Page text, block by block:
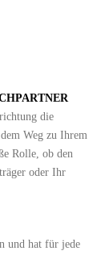
die
Weg zu Ihrem
Rolle, ob den
oder Ihr
und hat für jede